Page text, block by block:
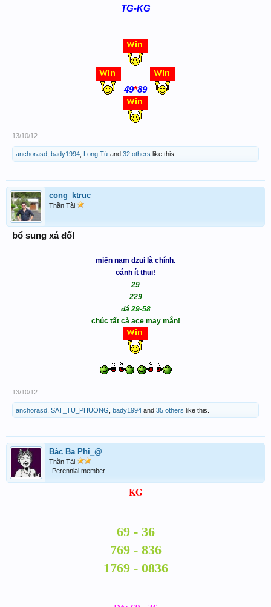
TG-KG
49*89
13/10/12
anchorasd bady1994 Long Tứ and 32 others like this.
cong_ktruc
Thần Tài
bổ sung xá đố!
miền nam dzui là chính.
oánh ít thui!
29
229
đá29-58
chúc tất cả ace may mắn!
13/10/12
anchorasd SAT_TU_PHUONG bady1994 and 35 others like this.
Bác Ba Phi_@
Thần Tài
Perennial member
KG
69 - 36
769 - 836
1769 - 0836